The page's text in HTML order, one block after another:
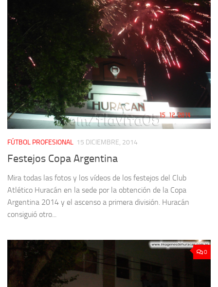
FÚTBOL PROFESIONAL 15 DICIEMBRE, 2014
Festejos Copa Argentina
Mira todas las fotos y los vídeos de los festejos del Club
Atlético Huracán en la sede por la obtención de la Copa
Argentina 2014 y el ascenso a primera división. Huracán
consiguió otro...
0